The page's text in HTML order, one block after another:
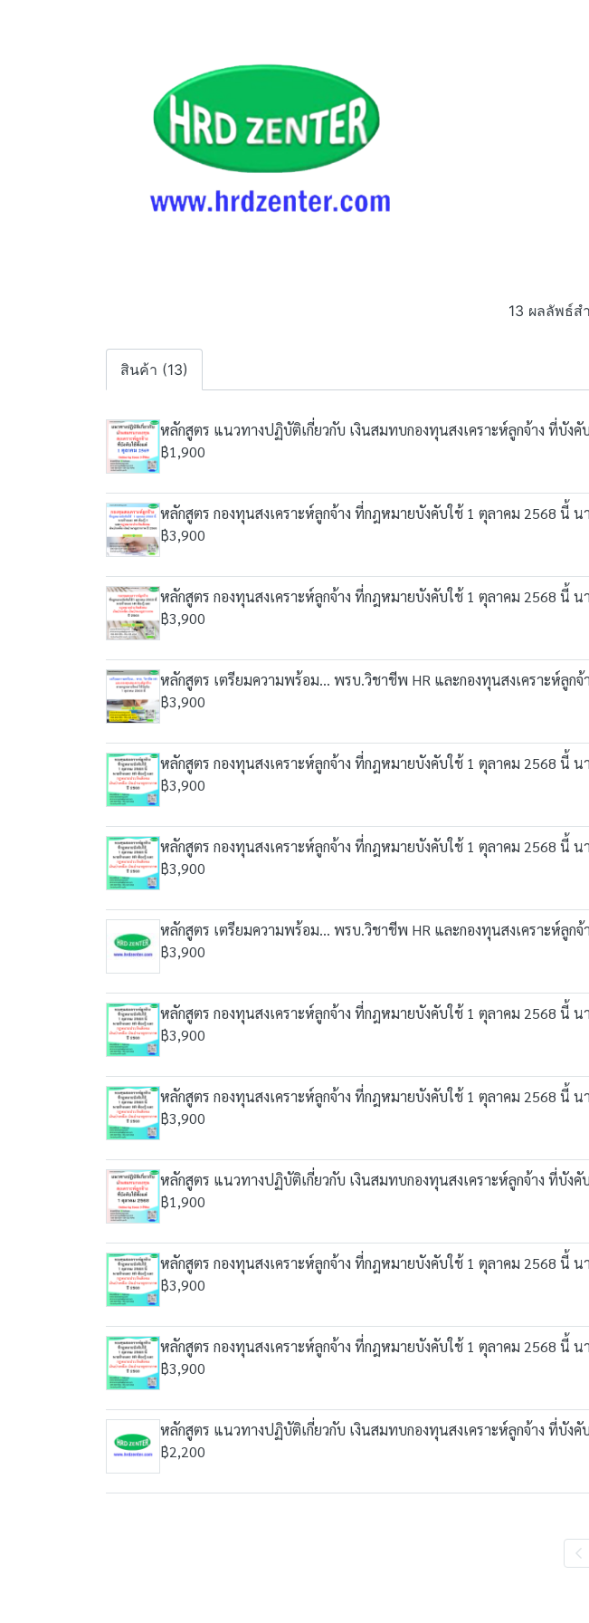
13 ผลลัพธ์
สินค้า (13)
หลักสูตร แนวทางปฏิบัติเกี่ยวกับ เงินสมทบกองทุนสงเคราะห์ลูกจ้าง ที่บัง
฿1,900
หลักสูตร กองทุนสงเคราะห์ลูกจ้าง ที่กฎหมายบังคับใช้ 1 ตุลาคม 2568 นี้
฿3,900
หลักสูตร กองทุนสงเคราะห์ลูกจ้าง ที่กฎหมายบังคับใช้ 1 ตุลาคม 2568 นี้
฿3,900
หลักสูตร เตรียมความพร้อม... พรบ.วิชาชีพ HR และกองทุนสงเคราะห์ลูก
฿3,900
หลักสูตร กองทุนสงเคราะห์ลูกจ้าง ที่กฎหมายบังคับใช้ 1 ตุลาคม 2568 นี้
฿3,900
หลักสูตร กองทุนสงเคราะห์ลูกจ้าง ที่กฎหมายบังคับใช้ 1 ตุลาคม 2568 นี้
฿3,900
หลักสูตร เตรียมความพร้อม... พรบ.วิชาชีพ HR และกองทุนสงเคราะห์ลูก
฿3,900
หลักสูตร กองทุนสงเคราะห์ลูกจ้าง ที่กฎหมายบังคับใช้ 1 ตุลาคม 2568 นี้
฿3,900
หลักสูตร กองทุนสงเคราะห์ลูกจ้าง ที่กฎหมายบังคับใช้ 1 ตุลาคม 2568 นี้
฿3,900
หลักสูตร แนวทางปฏิบัติเกี่ยวกับ เงินสมทบกองทุนสงเคราะห์ลูกจ้าง ที่บัง
฿1,900
หลักสูตร กองทุนสงเคราะห์ลูกจ้าง ที่กฎหมายบังคับใช้ 1 ตุลาคม 2568 นี้
฿3,900
หลักสูตร กองทุนสงเคราะห์ลูกจ้าง ที่กฎหมายบังคับใช้ 1 ตุลาคม 2568 นี้
฿3,900
หลักสูตร แนวทางปฏิบัติเกี่ยวกับ เงินสมทบกองทุนสงเคราะห์ลูกจ้าง ที่บัง
฿2,200